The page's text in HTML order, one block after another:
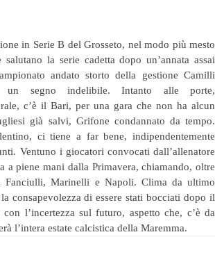
in Serie B del Grosseto, nel modo più mesto
la serie cadetta dopo un’annata assai
andato storto della gestione Camilli
un segno indelibile. Intanto alle porte,
c’è il Bari, per una gara che non ha alcun
già salvi, Grifone condannato da tempo.
ci tiene a far bene, indipendentemente
Ventuno i giocatori convocati dall’allenatore
a piene mani dalla Primavera, chiamando, oltre
Fanciulli, Marinelli e Napoli. Clima da ultimo
consapevolezza di essere stati bocciati dopo il
l’incertezza sul futuro, aspetto che, c’è da
l’intera estate calcistica della Maremma.